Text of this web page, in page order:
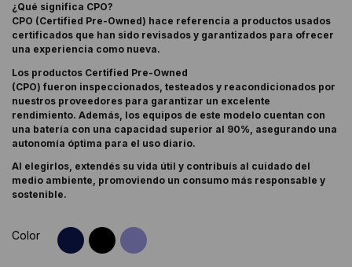
¿Qué significa CPO?
CPO (Certified Pre-Owned) hace referencia a productos usados
certificados que han sido revisados y garantizados para ofrecer
una experiencia como nueva.
Los productos Certified Pre-Owned
(CPO) fueron inspeccionados, testeados y reacondicionados por
nuestros proveedores para garantizar un excelente
rendimiento. Además, los equipos de este modelo cuentan con
una batería con una capacidad superior al 90%, asegurando una
autonomía óptima para el uso diario.
Al elegirlos, extendés su vida útil y contribuís al cuidado del
medio ambiente, promoviendo un consumo más responsable y
sostenible.
Color